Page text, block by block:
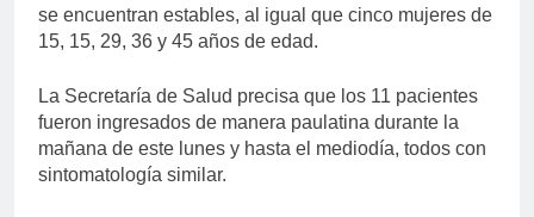
se encuentran estables, al igual que cinco mujeres de
15, 15, 29, 36 y 45 años de edad.
La Secretaría de Salud precisa que los 11 pacientes
fueron ingresados de manera paulatina durante la
mañana de este lunes y hasta el mediodía, todos con
sintomatología similar.